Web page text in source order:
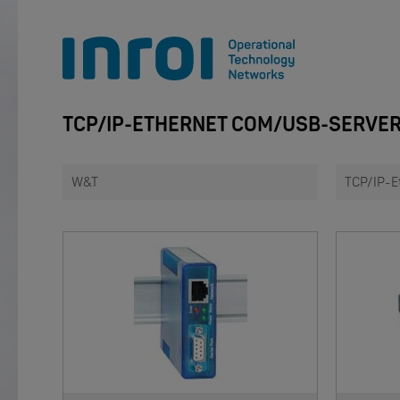
TCP/IP-ETHERNET COM/USB-